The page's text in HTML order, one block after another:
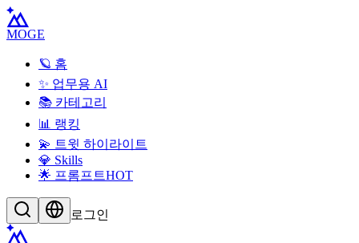
MOGE
🪐 홈
✨ 업무용 AI
📚 카테고리
📊 랭킹
💫 트윗 하이라이트
💎 Skills
🌟 프롬프트HOT
로그인